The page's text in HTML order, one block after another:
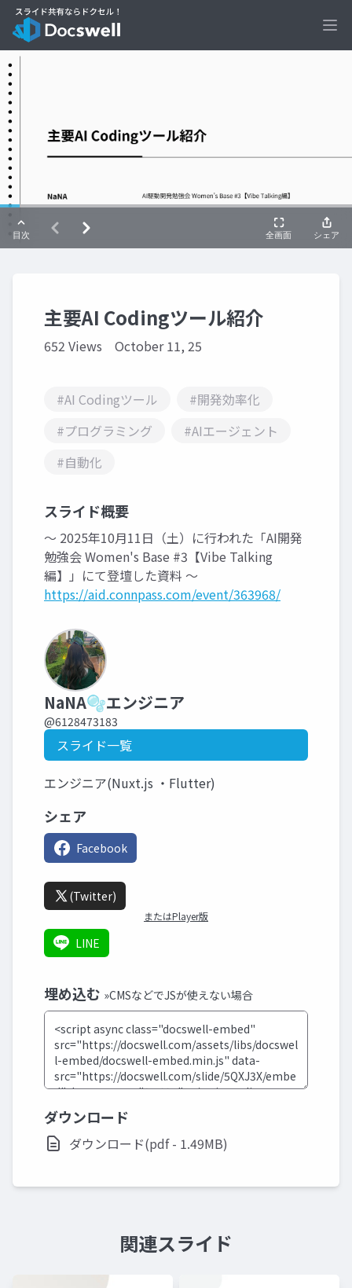
主要AI Codingツール紹介
652 Views October 11, 25
#AI Codingツール
#開発効率化
#プログラミング
#AIエージェント
#自動化
スライド概要
〜 2025年10月11日（土）に行われた「AI開発
勉強会 Women's Base #3【Vibe Talking
編】」にて登壇した資料 〜
https://aid.connpass.com/event/363968/
NaNA🫧エンジニア
@6128473183
スライド一覧
エンジニア(Nuxt.js ・Flutter)
シェア
Facebook
(Twitter)
またはPlayer版
LINE
埋め込む »CMSなどでJSが使えない場合
ダウンロード
ダウンロード(pdf - 1.49MB)
関連スライド